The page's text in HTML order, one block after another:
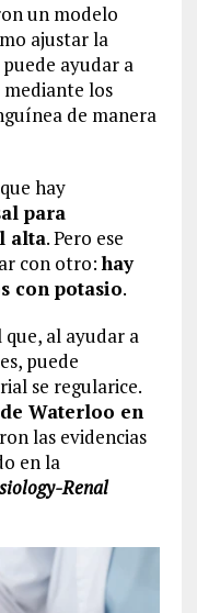
un modelo
ajustar la
ayudar a
los
de manera
hay
para
alta. Pero ese
con otro:hay
con potasio.
al ayudar a
puede
se regularice.
Waterloo en
las evidencias
en la
Renal